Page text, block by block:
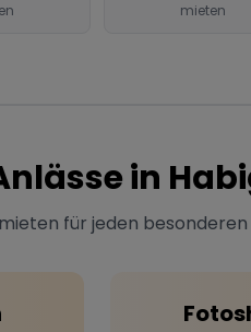
mieten
in
für jeden besonderen